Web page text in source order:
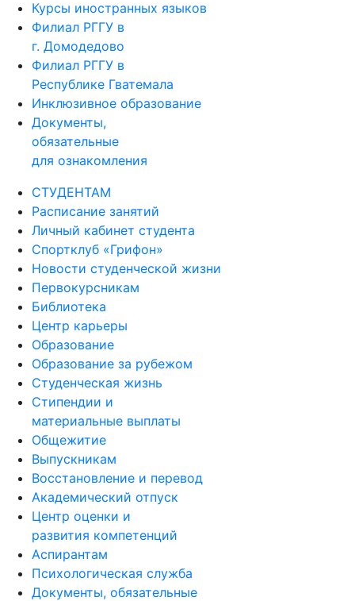
Курсы иностранных языков
Филиал РГГУ в
г. Домодедово
Филиал РГГУ в
Республике Гватемала
Инклюзивное образование
Документы,
обязательные
для ознакомления
СТУДЕНТАМ
Расписание занятий
Личный кабинет студента
Спортклуб «Грифон»
Новости студенческой жизни
Первокурсникам
Библиотека
Центр карьеры
Образование
Образование за рубежом
Студенческая жизнь
Стипендии и
материальные выплаты
Общежитие
Выпускникам
Восстановление и перевод
Академический отпуск
Центр оценки и
развития компетенций
Аспирантам
Психологическая служба
Документы, обязательные